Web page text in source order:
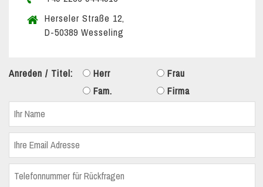
Herseler Straße 12,
D-50389 Wesseling
Anreden / Titel: Herr
Frau
Fam.
Firma